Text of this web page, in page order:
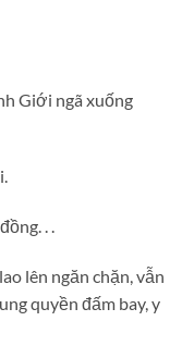
Giới ngã xuống
. .
lên ngăn chặn, vẫn
quyền đấm bay, y